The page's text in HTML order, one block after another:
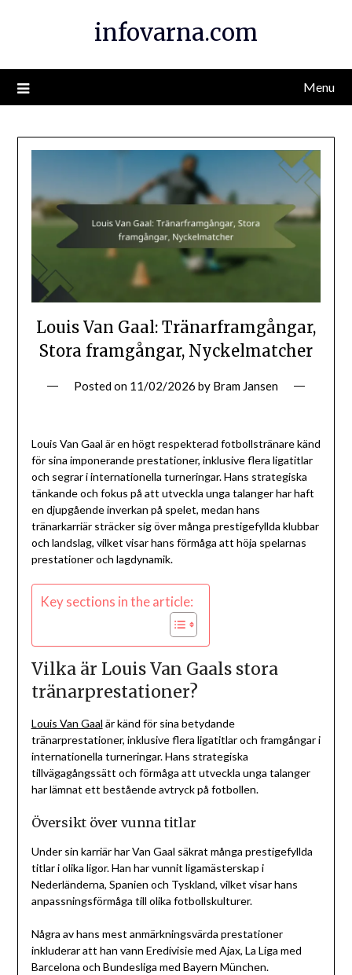
infovarna.com
Menu
Louis Van Gaal: Tränarframgångar,
Stora framgångar, Nyckelmatcher
Posted on 11/02/2026 by Bram Jansen
Louis Van Gaal är en högt respekterad fotbollstränare känd
för sina imponerande prestationer, inklusive flera ligatitlar
och segrar i internationella turneringar. Hans strategiska
tänkande och fokus på att utveckla unga talanger har haft
en djupgående inverkan på spelet, medan hans
tränarkarriär sträcker sig över många prestigefyllda klubbar
och landslag, vilket visar hans förmåga att höja spelarnas
prestationer och lagdynamik.
Key sections in the article:
Vilka är Louis Van Gaals stora
tränarprestationer?
Louis Van Gaal är känd för sina betydande
tränarprestationer, inklusive flera ligatitlar och framgångar i
internationella turneringar. Hans strategiska
tillvägagångssätt och förmåga att utveckla unga talanger
har lämnat ett bestående avtryck på fotbollen.
Översikt över vunna titlar
Under sin karriär har Van Gaal säkrat många prestigefyllda
titlar i olika ligor. Han har vunnit ligamästerskap i
Nederländerna, Spanien och Tyskland, vilket visar hans
anpassningsförmåga till olika fotbollskulturer.
Några av hans mest anmärkningsvärda prestationer
inkluderar att han vann Eredivisie med Ajax, La Liga med
Barcelona och Bundesliga med Bayern München.